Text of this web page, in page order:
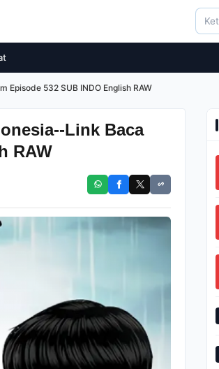
Episode 532 SUB INDO English RAW
Link Baca
RAW